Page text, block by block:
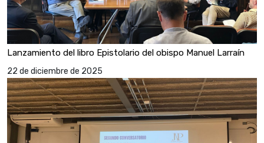
Lanzamiento del libro Epistolario del obispo Manuel Larraín
22 de diciembre de 2025